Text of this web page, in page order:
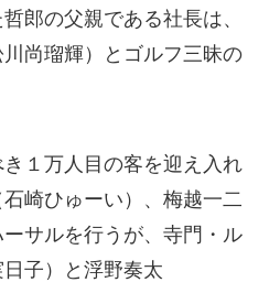
郎の父親である社長は、
尚瑠輝）とゴルフ三昧の
き１万人目の客を迎え入れ
崎ひゅーい）、梅越一二
サルを行うが、寺門・ル
子）と浮野奏太